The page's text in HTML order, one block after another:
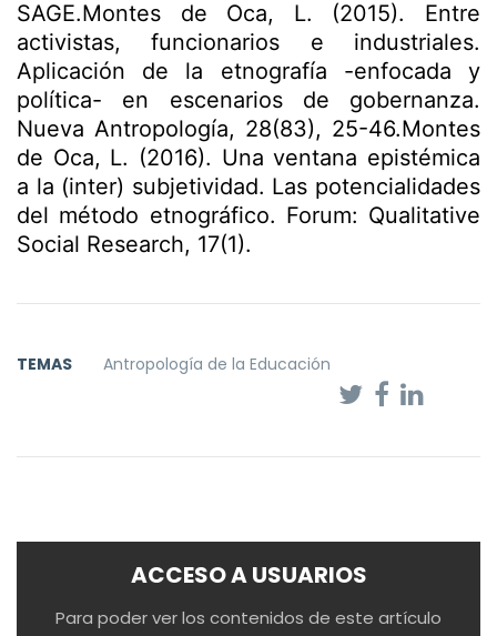
SAGE.Montes de Oca, L. (2015). Entre
activistas, funcionarios e industriales.
Aplicación de la etnografía -enfocada y
política- en escenarios de gobernanza.
Nueva Antropología, 28(83), 25-46.Montes
de Oca, L. (2016). Una ventana epistémica
a la (inter) subjetividad. Las potencialidades
del método etnográfico. Forum: Qualitative
Social Research, 17(1).
TEMAS Antropología de la Educación
ACCESO A USUARIOS
Para poder ver los contenidos de este artículo